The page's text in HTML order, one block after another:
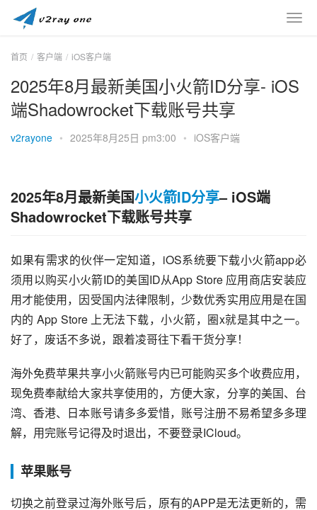
首页 客户端 iOS客户端
2025年8月最新美国小火箭ID分享- iOS
端Shadowrocket下载账号共享
v2rayone • 2025年8月25日 pm3:00 • iOS客户端
2025年8月最新美国小火箭ID分享– iOS端
Shadowrocket下载账号共享
如果有需求的伙伴一定知道，iOS系统要下载小火箭app必
须用以购买小火箭ID的美国ID从App Store 应用商店安装应
用才能使用，因受国内法律限制，少数优秀实用应用是在国
内的 App Store 上无法下载，小火箭，圈x就是其中之一。
好了，废话不多说，跟着凌哥往下看干货分享！
海外免费苹果共享小火箭账号内已可能购买多个收费应用，
现免费奉献给大家共享使用的，方便大家，分享的美国、台
湾、香港、日本账号请多多爱惜，账号注册不易希望多多理
解，用完账号记得及时退出，不要登录ICloud。
苹果账号
切换之前登录过海外账号后，原有的APP是无法更新的，需